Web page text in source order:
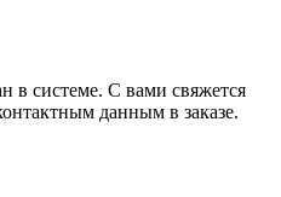
в системе. С вами свяжется
данным в заказе.